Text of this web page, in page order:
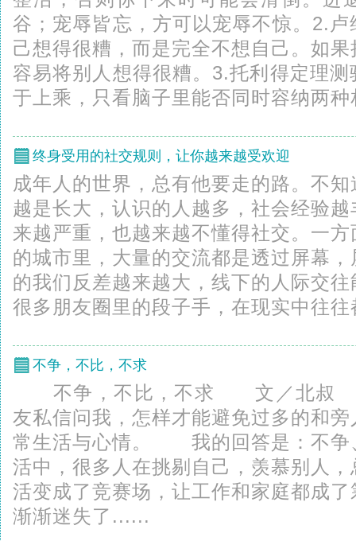
谷；宠辱皆忘，方可以宠辱不惊。2.
己想得很糟，而是完全不想自己。如
容易将别人想得很糟。3.托利得定理
于上乘，只看脑子里能否同时容纳两
终身受用的社交规则，让你越来越受欢迎
成年人的世界，总有他要走的路。不
越是长大，认识的人越多，社会经验
来越严重，也越来越不懂得社交。一
的城市里，大量的交流都是透过屏幕
的我们反差越来越大，线下的人际交
很多朋友圈里的段子手，在现实中往
不争，不比，不求
不争，不比，不求 文／北
友私信问我，怎样才能避免过多的和
常生活与心情。 我的回答是：不
活中，很多人在挑剔自己，羡慕别人
活变成了竞赛场，让工作和家庭都成
渐渐迷失了......